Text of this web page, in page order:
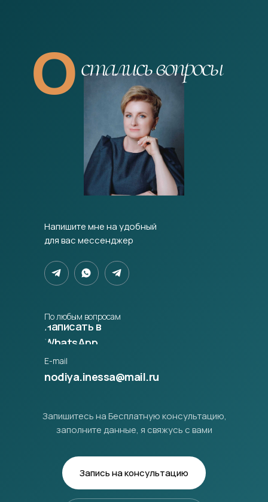
Напишите мне на удобный
для вас мессенджер
По любым вопросам
Написать в
WhatsApp
E-mail
nodiya.inessa@mail.ru
Запишитесь на Бесплатную консультацию,
заполните данные, я свяжусь с вами
О
Запись на консультацию
стались вопросы